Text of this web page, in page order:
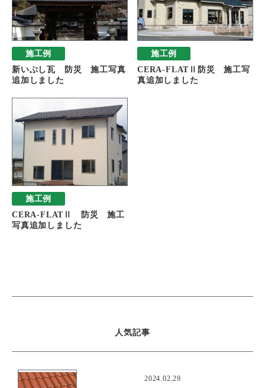
施工例
新いぶし瓦 防災 施工写真
追加しました
施工例
CERA-FLATⅡ防災 施工写
真追加しました
施工例
CERA-FLATⅡ 防災 施工
写真追加しました
人気記事
2024.02.29